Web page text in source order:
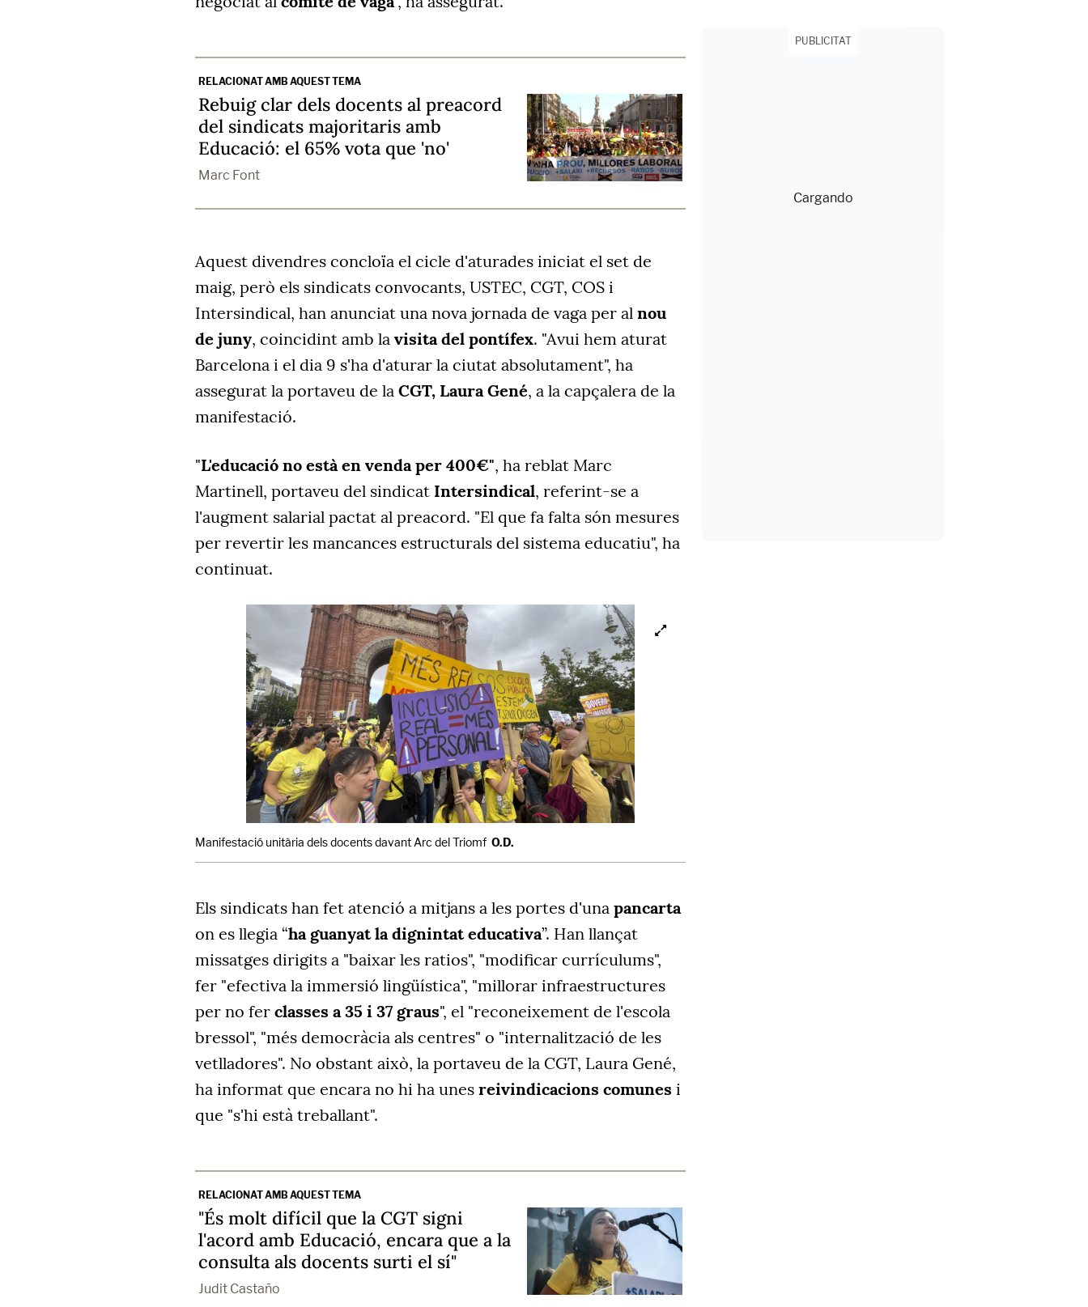
RELACIONAT AMB AQUEST TEMA
Rebuig clar dels docents al preacord
del sindicats majoritaris amb
Educació: el 65% vota que 'no'
Marc Font
Aquest divendres concloïa el cicle d'aturades iniciat el set de
maig, però els sindicats convocants, USTEC, CGT, COS i
Intersindical, han anunciat una nova jornada de vaga per al nou
de juny, coincidint amb la visita del pontífex. "Avui hem aturat
Barcelona i el dia 9 s'ha d'aturar la ciutat absolutament", ha
assegurat la portaveu de la CGT, Laura Gené, a la capçalera de la
manifestació.
"L'educació no està en venda per 400€", ha reblat Marc
Martinell, portaveu del sindicat Intersindical, referint-se a
l'augment salarial pactat al preacord. "El que fa falta són mesures
per revertir les mancances estructurals del sistema educatiu", ha
continuat.
Manifestació unitària dels docents davant Arc del Triomf O.D.
Els sindicats han fet atenció a mitjans a les portes d'una pancarta
on es llegia “ha guanyat la dignintat educativa”. Han llançat
missatges dirigits a "baixar les ratios", "modificar currículums",
fer "efectiva la immersió lingüística", "millorar infraestructures
per no fer classes a 35 i 37 graus", el "reconeixement de l'escola
bressol", "més democràcia als centres" o "internalització de les
vetlladores". No obstant això, la portaveu de la CGT, Laura Gené,
ha informat que encara no hi ha unes reivindicacions comunes i
que "s'hi està treballant".
RELACIONAT AMB AQUEST TEMA
"És molt difícil que la CGT signi
l'acord amb Educació, encara que a la
consulta als docents surti el sí"
Judit Castaño
PUBLICITAT